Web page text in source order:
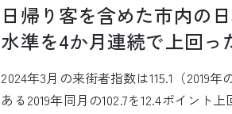
日帰り客を含めた市内の
水準を4か月連続で上回っ
2024年3月の来街者指数は115.1（2019
ある2019年同月の102.7を12.4ポイント